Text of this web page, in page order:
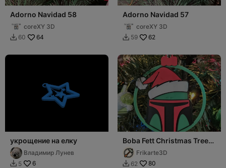
Adorno Navidad 58
coreXY 3D
 60 64
Adorno Navidad 57
coreXY 3D
 59 62
укрощение на елку
Владимир Лунев
 5 6
Boba Fett Christmas Tree
Decoration
Frikarte3D
 62 80